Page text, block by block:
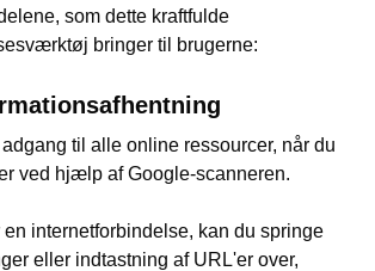
som dette kraftfulde
bringer til brugerne:
til alle online ressourcer, når du
ved hjælp af Google-scanneren.
internetforbindelse, kan du springe
eller indtastning af URL'er over,